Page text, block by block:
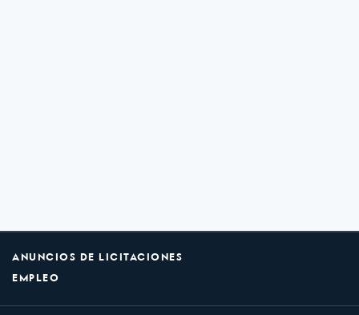
ANUNCIOS DE LICITACIONES
EMPLEO